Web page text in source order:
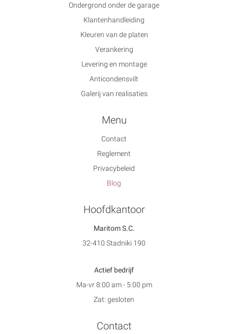
Ondergrond onder de garage
Klantenhandleiding
Kleuren van de platen
Verankering
Levering en montage
Anticondensvilt
Galerij van realisaties
Menu
Contact
Reglement
Privacybeleid
Blog
Hoofdkantoor
Maritom S.C.
32-410 Stadniki 190
Actief bedrijf
Ma-vr 8:00 am - 5:00 pm
Zat: gesloten
Contact